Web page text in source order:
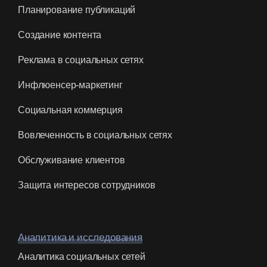
Создание контента
Реклама в социальных сетях
Инфлюенсер-маркетинг
Социальная коммерция
Вовлеченность в социальных сетях
Обслуживание клиентов
Защита интересов сотрудников
Статистика социальных сетей